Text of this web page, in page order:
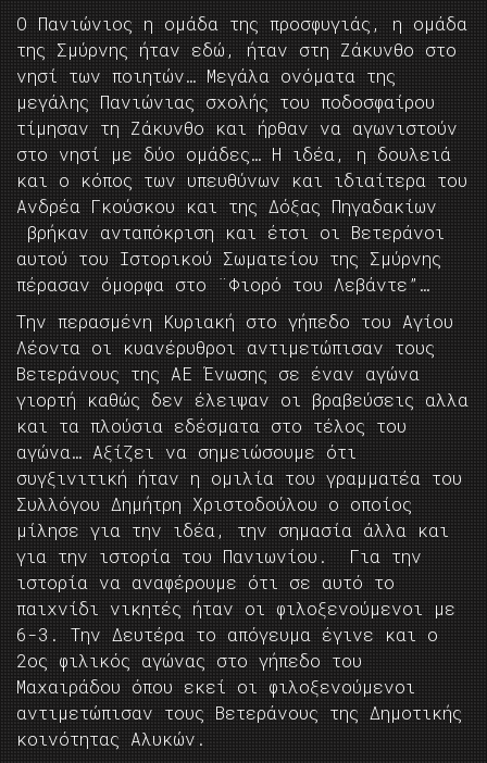
Ο Πανιώνιος η ομάδα της προσφυγιάς, η ομάδα
της Σμύρνης ήταν εδώ, ήταν στη Ζάκυνθο στο
νησί των ποιητών… Μεγάλα ονόματα της
μεγάλης Πανιώνιας σχολής του ποδοσφαίρου
τίμησαν τη Ζάκυνθο και ήρθαν να αγωνιστούν
στο νησί με δύο ομάδες… Η ιδέα, η δουλειά
και ο κόπος των υπευθύνων και ιδιαίτερα του
Ανδρέα Γκούσκου και της Δόξας Πηγαδακίων
βρήκαν ανταπόκριση και έτσι οι Βετεράνοι
αυτού του Ιστορικού Σωματείου της Σμύρνης
πέρασαν όμορφα στο ¨Φιορό του Λεβάντε”…
Την περασμένη Κυριακή στο γήπεδο του Αγίου
Λέοντα οι κυανέρυθροι αντιμετώπισαν τους
Βετεράνους της ΑΕ Ένωσης σε έναν αγώνα
γιορτή καθώς δεν έλειψαν οι βραβεύσεις αλλα
και τα πλούσια εδέσματα στο τέλος του
αγώνα… Αξίζει να σημειώσουμε ότι
συγξινιτική ήταν η ομιλία του γραμματέα του
Συλλόγου Δημήτρη Χριστοδούλου ο οποίος
μίλησε για την ιδέα, την σημασία άλλα και
για την ιστορία του Πανιωνίου. Για την
ιστορία να αναφέρουμε ότι σε αυτό το
παιχνίδι νικητές ήταν οι φιλοξενούμενοι με
6-3. Την Δευτέρα το απόγευμα έγινε και ο
2ος φιλικός αγώνας στο γήπεδο του
Μαχαιράδου όπου εκεί οι φιλοξενούμενοι
αντιμετώπισαν τους Βετεράνους της Δημοτικής
κοινότητας Αλυκών.